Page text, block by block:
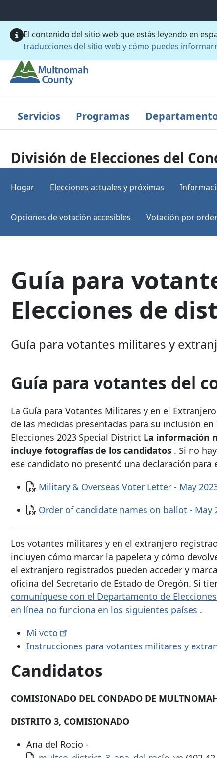
El contenido del sitio web que estás leyendo en
traducciones del sitio web y cómo puedes
Servicios Programas
División de Elecciones del
Hogar Elecciones actuales y próximas
Opciones de votación accesibles Votación por
Guía para
Elecciones de
Guía para votantes militares y
Guía para votantes del
La Guía para Votantes Militares y en el
de las medidas presentadas para su inclusión
Elecciones 2023 Special District La información
incluye fotografías de los candidatos . Si no
ese candidato no presentó una declaración para
Documento
Military & Overseas Voter Letter - May
Documento
Order of candidate names on ballot - May
Los votantes militares y en el extranjero
incluyen cómo marcar la papeleta y cómo
el extranjero registrados pueden acceder y
oficina del Secretario de Estado de Oregón. Si
comuníquese con el Departamento de
en línea no funciona en los siguientes países .
Mi voto
Instrucciones para votantes militares y
Candidatos
COMISIONADO DEL CONDADO DE
DISTRITO 3, COMISIONADO
Ana del Rocío -